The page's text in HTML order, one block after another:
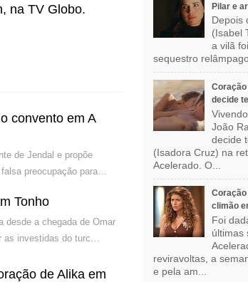
na TV Globo.
convento em A
de Jendal e propõe
preocupação para…
Tonho
desde a chegada de Omar
as investidas do turc…
de Alika em
Pilar e
Depois
(Isabel
a vilã
sequestro
Coração
decide
João
decide
(Isadora Cruz) na
Acelerado. O...
climão
Foi
últimas
reviravoltas, a
e pela am...